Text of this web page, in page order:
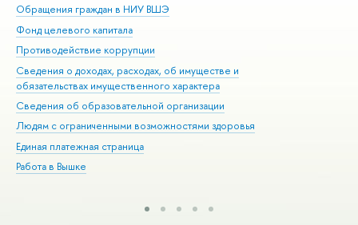
Обращения граждан в НИУ ВШЭ
Фонд целевого капитала
Противодействие коррупции
Сведения о доходах, расходах, об имуществе и
обязательствах имущественного характера
Сведения об образовательной организации
Людям с ограниченными возможностями здоровья
Единая платежная страница
Работа в Вышке